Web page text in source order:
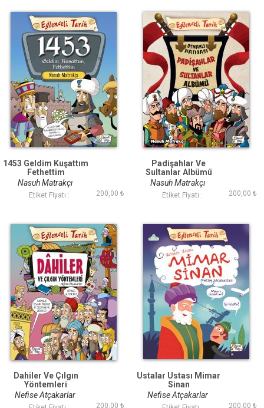
1453 Geldim Kuşattım
Fethettim
Nasuh Matrakçı
Etiket Fiyatı : 200,00 ₺
Padişahlar Ve
Sultanlar Albümü
Nasuh Matrakçı
Etiket Fiyatı : 200,00 ₺
Dahiler Ve Çılgın
Yöntemleri
Nefise Atçakarlar
200,00 ₺
Ustalar Ustası Mimar
Sinan
Nefise Atçakarlar
200,00 ₺